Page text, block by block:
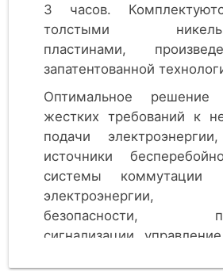
3 часов.
толстыми никель-
пластинами,
запатентованной
Оптимальное решение
жестких требований к
подачи
источники
системы коммутации
безопасности,
сигнализации,